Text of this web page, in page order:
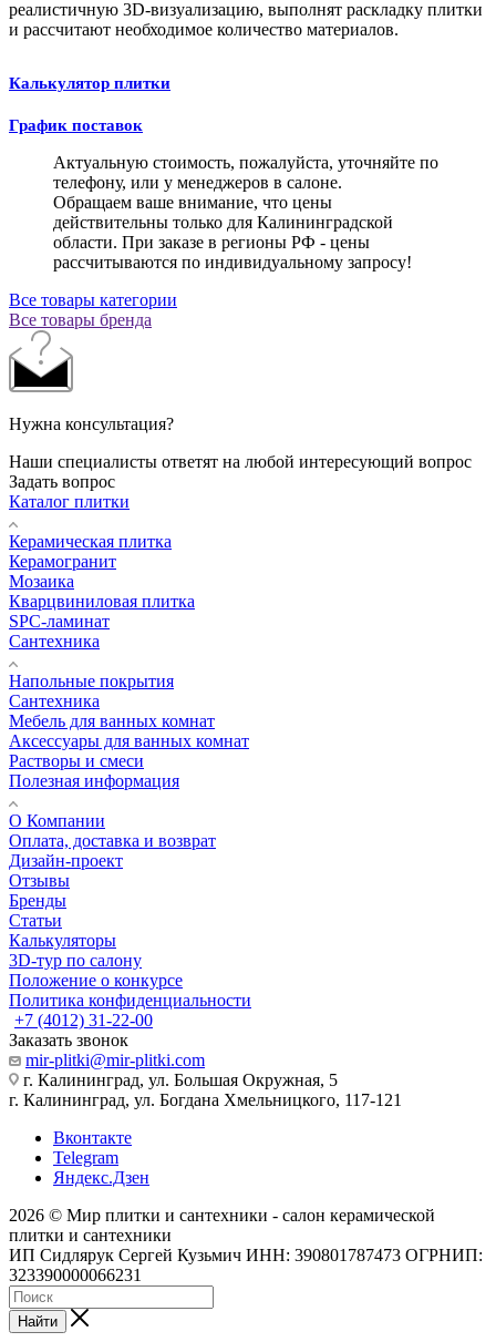
реалистичную 3D-визуализацию, выполнят раскладку плитки
и рассчитают необходимое количество материалов.
Калькулятор плитки
График поставок
Актуальную стоимость, пожалуйста, уточняйте по
телефону, или у менеджеров в салоне.
Обращаем ваше внимание, что цены
действительны только для Калининградской
области. При заказе в регионы РФ - цены
рассчитываются по индивидуальному запросу!
Все товары категории
Все товары бренда
Нужна консультация?
Наши специалисты ответят на любой интересующий вопрос
Задать вопрос
Каталог плитки
Керамическая плитка
Керамогранит
Мозаика
Кварцвиниловая плитка
SPC-ламинат
Сантехника
Напольные покрытия
Сантехника
Мебель для ванных комнат
Аксессуары для ванных комнат
Растворы и смеси
Полезная информация
О Компании
Оплата, доставка и возврат
Дизайн-проект
Отзывы
Бренды
Статьи
Калькуляторы
3D-тур по салону
Положение о конкурсе
Политика конфиденциальности
+7 (4012) 31-22-00
Заказать звонок
mir-plitki@mir-plitki.com
г. Калининград, ул. Большая Окружная, 5
г. Калининград, ул. Богдана Хмельницкого, 117-121
Вконтакте
Telegram
Яндекс.Дзен
2026 © Мир плитки и сантехники - салон керамической
плитки и сантехники
ИП Сидлярук Сергей Кузьмич ИНН: 390801787473 ОГРНИП:
323390000066231
Найти